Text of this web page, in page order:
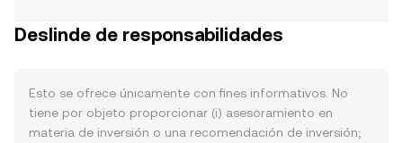
Deslinde de responsabilidades
Esto se ofrece únicamente con fines informativos. No
tiene por objeto proporcionar (i) asesoramiento en
materia de inversión o una recomendación de inversión;